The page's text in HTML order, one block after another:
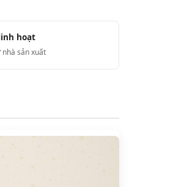
hoạt
nhà sản xuất